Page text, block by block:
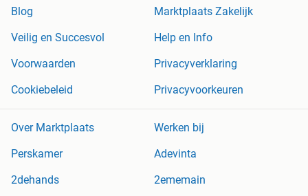
Blog
Marktplaats Zakelijk
Veilig en Succesvol
Help en Info
Voorwaarden
Privacyverklaring
Cookiebeleid
Privacyvoorkeuren
Over Marktplaats
Werken bij
Perskamer
Adevinta
2dehands
2ememain